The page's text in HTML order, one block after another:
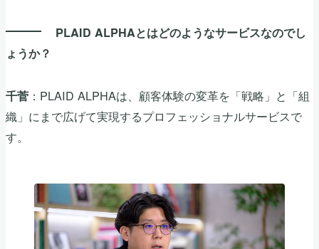
PLAID ALPHAとはどのようなサービスなのでし
ょうか？
千菅 ：PLAID ALPHAは、顧客体験の変革を「戦略」と「組
織」にまで広げて実現するプロフェッショナルサービスで
す。